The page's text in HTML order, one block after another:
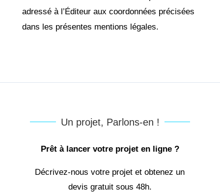
adressé à l’Éditeur aux coordonnées précisées
dans les présentes mentions légales.
Un projet, Parlons-en !
Prêt à lancer votre projet en ligne ?
Décrivez-nous votre projet et obtenez un
devis gratuit sous 48h.